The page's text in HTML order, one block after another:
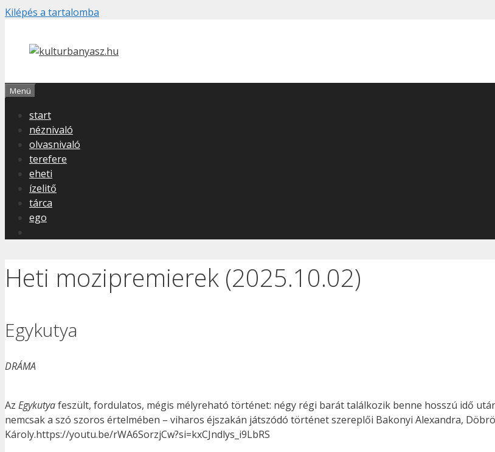
Kilépés a tartalomba
Menü
start
néznivaló
olvasnivaló
terefere
eheti
ízelitő
tárca
ego
Heti mozipremierek (2025.10.02)
Egykutya
DRÁMA
Az Egykutyafeszült, fordulatos, mégis mélyreható történet: négy régi barát találkozik benne hosszú idő
nemcsak a szó szoros értelmében – viharos éjszakán játszódó történet szereplői Bakonyi Alexandra,
Károly.https://youtu.be/rWA6SorzjCw?si=kxCJndlys_i9LbRS